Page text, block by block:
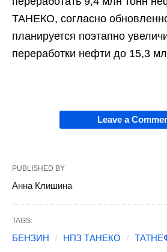
ТАНЕКО, согласно
планируется поэтапно
переработки нефти до 15,3
Leave a
PUBLISHED BY
Анна Клишина
TAGS:
БЕНЗИН НПЗ ТАНЕКО